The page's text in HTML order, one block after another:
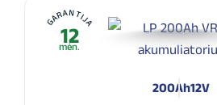
GARANTIJA
12
mėn.
200Ah12V